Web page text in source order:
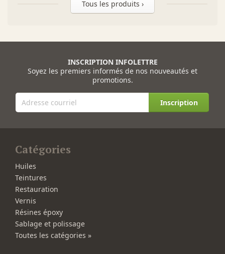
Tous les produits ›
INSCRIPTION INFOLETTRE
Soyez les premiers informés de nos nouveautés et
promotions.
Inscription
Catégories
Huiles
Teintures
Restauration
Vernis
Résines époxy
Sablage et polissage
Toutes les catégories »